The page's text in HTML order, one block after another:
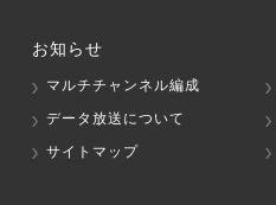
お知らせ
マルチチャンネル編成
データ放送について
サイトマップ